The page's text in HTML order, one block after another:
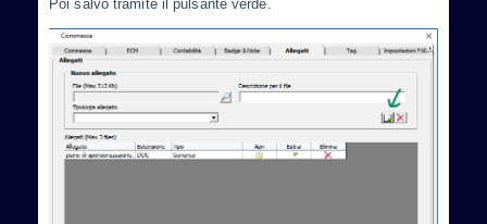
Poi salvo tramite il pulsante verde.